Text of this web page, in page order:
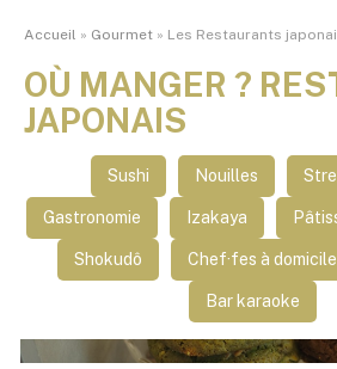
Accueil » Gourmet » Les Restaurants
OÙ MANGER ?
JAPONAIS
Sushi Nouilles
Gastronomie Izakaya
Shokudô Chef·fes à domicile
Bar karaoke